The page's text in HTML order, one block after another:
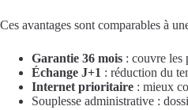
Ces avantages sont comparables à
Garantie 36 mois : couvre les
Échange J+1 : réduction du
Internet prioritaire : mieux
Souplesse administrative :